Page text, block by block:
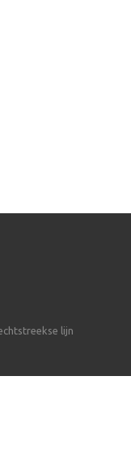
lijn